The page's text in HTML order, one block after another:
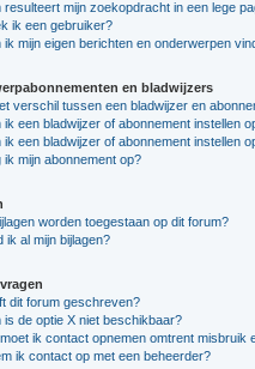
resulteert mijn zoekopdracht in een lege
ik een gebruiker?
ik mijn eigen berichten en onderwerpen
en bladwijzers
verschil tussen een bladwijzer en
ik een bladwijzer of abonnement instellen
ik een bladwijzer of abonnement instellen
ik mijn abonnement op?
worden toegestaan op dit forum?
ik al mijn bijlagen?
dit forum geschreven?
is de optie X niet beschikbaar?
ik contact opnemen omtrent
ik contact op met een beheerder?